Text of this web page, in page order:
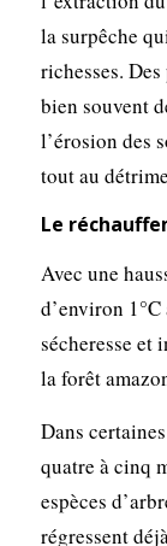
la surpêche
richesses.
bien souvent
l’érosion des
tout au
Le
Avec une
d’environ
sécheresse et
la forêt
Dans
quatre à cinq
espèces
régressent